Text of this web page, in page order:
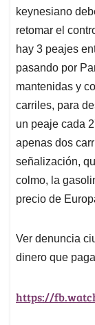
keynesiano
retomar el
hay 3 peajes
pasando por
mantenidas y
carriles, para
un peaje cada
apenas dos
señalización,
colmo, la
precio de
Ver denuncia
dinero que
https://